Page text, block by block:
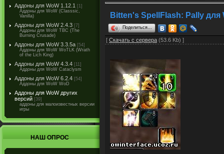
Аддоны для WoW 1.12.1 [1]
Аддоны для WoW (Classsic,
Vanilla)
Аддоны для WoW 2.4.3 [7]
Аддоны для WoW TBC (The
Burning Crusade)
Аддоны для WoW 3.3.5a [54]
Аддоны для WoW WoTLK (Wrath
of the Lich King)
Аддоны для WoW 4.3.4 [11]
Аддоны для WoW Cataclysm
Аддоны для WoW 6.2.4 [54]
Аддоны для WoW WoD
Аддоны для WoW других
версий [39]
аддоны для малоизвестных версии
игры
НАШ ОПРОС
Bitten's SpellFlash: Pally для
Поделиться…
[ Скачать с сервера (53.6 Kb) ]